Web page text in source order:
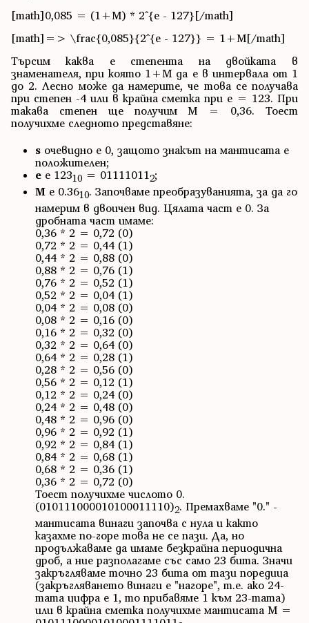
[math]0,085 = (1+M) * 2^{e - 127}[/math]
[math]=> \frac{0,085}{2^{e - 127}} = 1+M[/math]
Търсим каква е степента на двойката в
знаменателя, при която 1+M да е в интервала от 1
до 2. Лесно може да намерите, че това се получава
при степен -4 или в крайна сметка при e = 123. При
такава степен ще получим M = 0,36. Тоест
получихме следното представяне:
s очевидно е 0, защото знакът на мантисата е
положителен;
e е 12310 = 011110112;
M е 0.3610. Започваме преобразуванията, за да го
намерим в двоичен вид. Цялата част е 0. За
дробната част имаме:
0,36 * 2 = 0,72 (0)
0,72 * 2 = 0,44 (1)
0,44 * 2 = 0,88 (0)
0,88 * 2 = 0,76 (1)
0,76 * 2 = 0,52 (1)
0,52 * 2 = 0,04 (1)
0,04 * 2 = 0,08 (0)
0,08 * 2 = 0,16 (0)
0,16 * 2 = 0,32 (0)
0,32 * 2 = 0,64 (0)
0,64 * 2 = 0,28 (1)
0,28 * 2 = 0,56 (0)
0,56 * 2 = 0,12 (1)
0,12 * 2 = 0,24 (0)
0,24 * 2 = 0,48 (0)
0,48 * 2 = 0,96 (0)
0,96 * 2 = 0,92 (1)
0,92 * 2 = 0,84 (1)
0,84 * 2 = 0,68 (1)
0,68 * 2 = 0,36 (1)
0,36 * 2 = 0,72 (0)
Тоест получихме числото 0.
(010111000010100011110)2. Премахваме "0." -
мантисата винаги започва с нула и както
казахме по-горе това не се пази. Да, но
продължаваме да имаме безкрайна периодична
дроб, а ние разполагаме със само 23 бита. Значи
закръгляваме точно 23 бита от тази поредица
(закръгляването винаги е "нагоре", т.е. ако 24-
тата цифра е 1, то прибавяме 1 към 23-тата)
или в крайна сметка получихме мантисата M =